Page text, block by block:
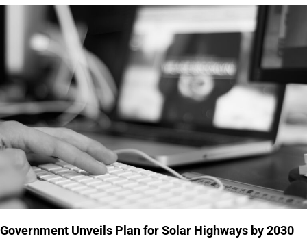
Government Unveils Plan for Solar Highways by 2030